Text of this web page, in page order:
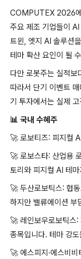
COMPUTEX 2026
주요 제조 기업들이
트윈, 엣지 AI 솔루션
테마 확산 요인이 될
다만 로봇주는 실적보
따라서 단기 이벤트
기 투자에서는 실제
📊 국내 수혜주
🚀 로보티즈: 피지컬
🚀 로보스타: 산업용
토리와 피지컬 AI 테
🚀 두산로보틱스: 협
하지만 밸류에이션 부
🚀 레인보우로보틱스
종목입니다. 테마 강
🚀 에스피지·에스비